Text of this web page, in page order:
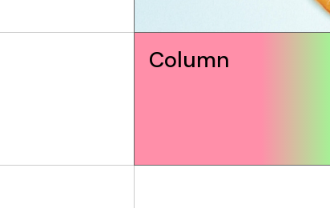
Column